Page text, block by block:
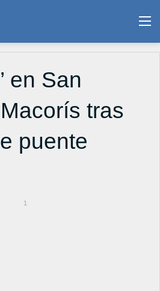
en San
tras
puente
1